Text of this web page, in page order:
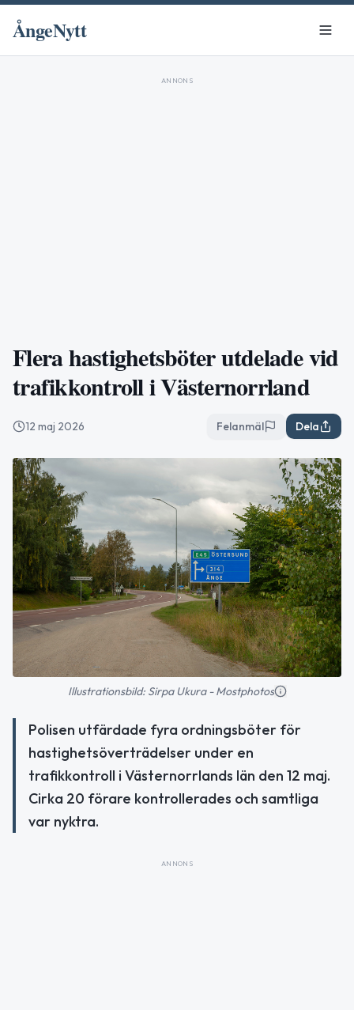
ÅngeNytt
ANNONS
Flera hastighetsböter utdelade vid
trafikkontroll i Västernorrland
12 maj 2026 Felanmäl Dela
Illustrationsbild: Sirpa Ukura - Mostphotos
Polisen utfärdade fyra ordningsböter för
hastighetsöverträdelser under en
trafikkontroll i Västernorrlands län den 12 maj.
Cirka 20 förare kontrollerades och samtliga
var nyktra.
ANNONS